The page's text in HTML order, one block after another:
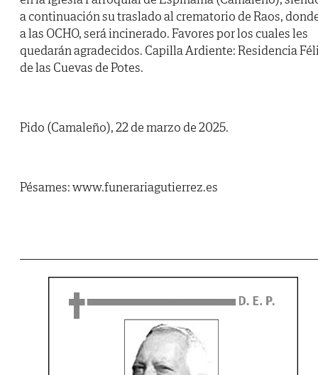
a continuación su traslado al crematorio de Raos,
a las OCHO, será incinerado. Favores por los cuales les
quedarán agradecidos. Capilla Ardiente: Residencia
de las Cuevas de Potes.
Pido (Camaleño), 22 de marzo de 2025.
Pésames: www.funerariagutierrez.es